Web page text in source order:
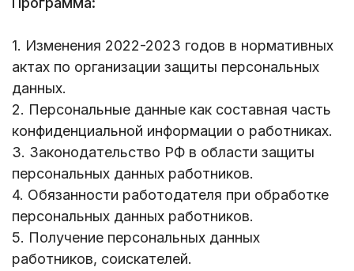
1. Изменения 2022-2023 годов в нормативных
актах по организации защиты персональных
данных.
2. Персональные данные как составная часть
конфиденциальной информации о работниках.
3. Законодательство РФ в области защиты
персональных данных работников.
4. Обязанности работодателя при обработке
персональных данных работников.
5. Получение персональных данных
работников, соискателей.